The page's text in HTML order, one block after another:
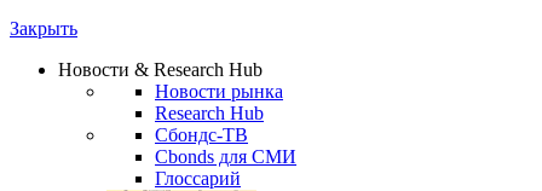
Закрыть
Новости & Research Hub
Новости рынка
Research Hub
Сбондс-ТВ
Cbonds для СМИ
Глоссарий